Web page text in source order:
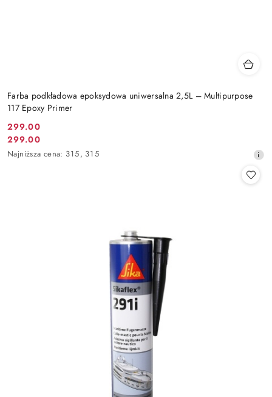
Farba podkładowa epoksydowa uniwersalna 2,5L – Multipurpose
117 Epoxy Primer
Cena
promocyjna:
299.00
Cena
promocyjna:
299.00
Najniższa
Najniższa cena: 315, 315